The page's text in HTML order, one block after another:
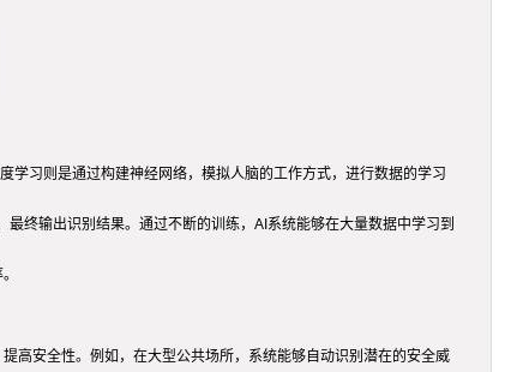
学习则是通过构建神经网络，模拟人脑的工作方式，进行数据的学习
终输出识别结果。通过不断的训练，AI系统能够在大量数据中学习到
高安全性。例如，在大型公共场所，系统能够自动识别潜在的安全威